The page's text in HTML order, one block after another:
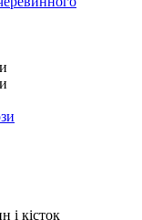
і кісток